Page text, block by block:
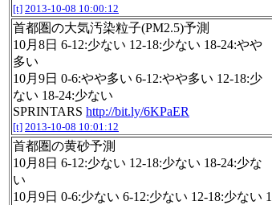
[t] 2013-10-08 10:00:12
首都圏の大気汚染粒子(PM2.5)予測
10月8日 6-12:少ない 12-18:少ない 18-24:やや
多い
10月9日 0-6:やや多い 6-12:やや多い 12-18:少
ない 18-24:少ない
SPRINTARS http://bit.ly/6KPaER
[t] 2013-10-08 10:01:12
首都圏の黄砂予測
10月8日 6-12:少ない 12-18:少ない 18-24:少な
い
10月9日 0-6:少ない 6-12:少ない 12-18:少ない 1